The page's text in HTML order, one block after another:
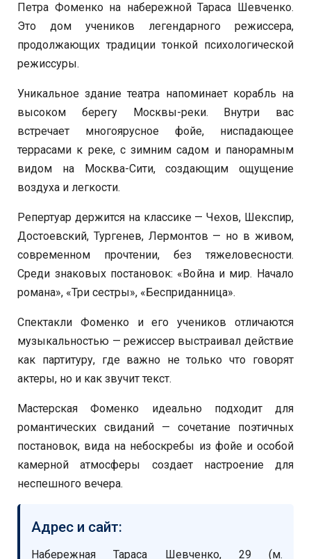
Петра Фоменко на набережной Тараса Шевченко.
Это дом учеников легендарного режиссера,
продолжающих традиции тонкой психологической
режиссуры.
Уникальное здание театра напоминает корабль на
высоком берегу Москвы-реки. Внутри вас
встречает многоярусное фойе, ниспадающее
террасами к реке, с зимним садом и панорамным
видом на Москва-Сити, создающим ощущение
воздуха и легкости.
Репертуар держится на классике — Чехов, Шекспир,
Достоевский, Тургенев, Лермонтов — но в живом,
современном прочтении, без тяжеловесности.
Среди знаковых постановок: «Война и мир. Начало
романа», «Три сестры», «Бесприданница».
Спектакли Фоменко и его учеников отличаются
музыкальностью — режиссер выстраивал действие
как партитуру, где важно не только что говорят
актеры, но и как звучит текст.
Мастерская Фоменко идеально подходит для
романтических свиданий — сочетание поэтичных
постановок, вида на небоскребы из фойе и особой
камерной атмосферы создает настроение для
неспешного вечера.
Адрес и сайт:
Набережная Тараса Шевченко, 29 (м.